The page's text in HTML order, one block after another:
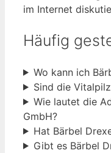
im Internet
Häufig
Wo kann ich
Sind die
Wie lautet die
GmbH?
Hat Bärbel
Gibt es Bärbel